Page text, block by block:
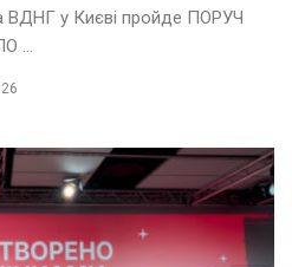
ВДНГ у Києві пройде ПОРУЧ
...